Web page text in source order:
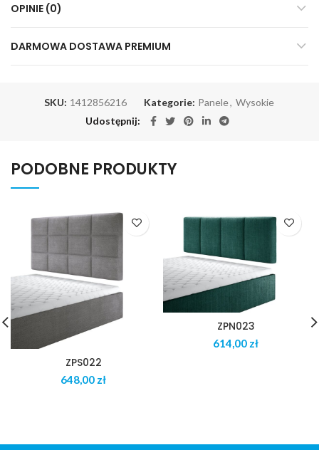
OPINIE (0)
DARMOWA DOSTAWA PREMIUM
SKU: 1412856216 Kategorie: Panele, Wysokie
Udostępnij
PODOBNE PRODUKTY
ZPS022
zł
ZPN023
zł